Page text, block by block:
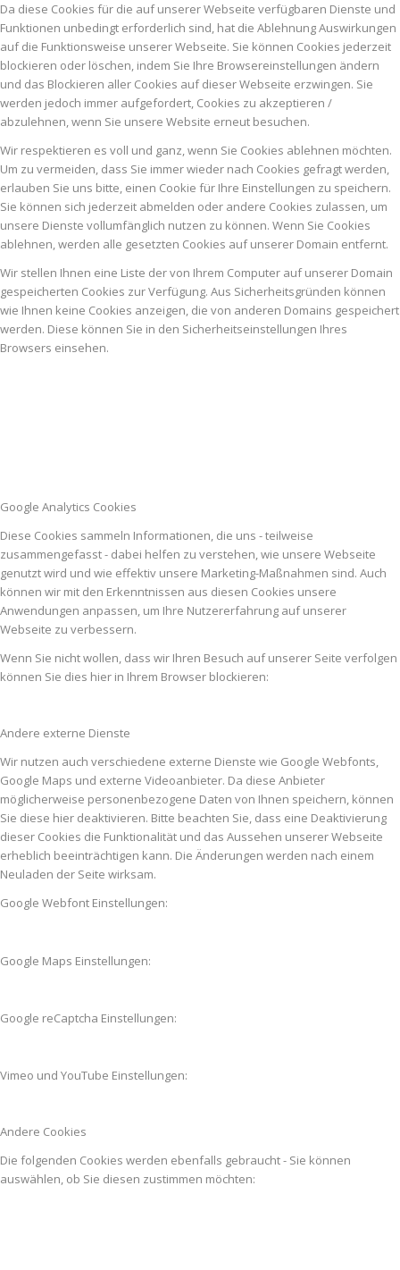
Da diese Cookies für die auf unserer Webseite verfügbaren Dienste und
Funktionen unbedingt erforderlich sind, hat die Ablehnung Auswirkungen
auf die Funktionsweise unserer Webseite. Sie können Cookies jederzeit
blockieren oder löschen, indem Sie Ihre Browsereinstellungen ändern
und das Blockieren aller Cookies auf dieser Webseite erzwingen. Sie
werden jedoch immer aufgefordert, Cookies zu akzeptieren /
abzulehnen, wenn Sie unsere Website erneut besuchen.
Wir respektieren es voll und ganz, wenn Sie Cookies ablehnen möchten.
Um zu vermeiden, dass Sie immer wieder nach Cookies gefragt werden,
erlauben Sie uns bitte, einen Cookie für Ihre Einstellungen zu speichern.
Sie können sich jederzeit abmelden oder andere Cookies zulassen, um
unsere Dienste vollumfänglich nutzen zu können. Wenn Sie Cookies
ablehnen, werden alle gesetzten Cookies auf unserer Domain entfernt.
Wir stellen Ihnen eine Liste der von Ihrem Computer auf unserer Domain
gespeicherten Cookies zur Verfügung. Aus Sicherheitsgründen können
wie Ihnen keine Cookies anzeigen, die von anderen Domains gespeichert
werden. Diese können Sie in den Sicherheitseinstellungen Ihres
Browsers einsehen.
Google Analytics Cookies
Diese Cookies sammeln Informationen, die uns - teilweise
zusammengefasst - dabei helfen zu verstehen, wie unsere Webseite
genutzt wird und wie effektiv unsere Marketing-Maßnahmen sind. Auch
können wir mit den Erkenntnissen aus diesen Cookies unsere
Anwendungen anpassen, um Ihre Nutzererfahrung auf unserer
Webseite zu verbessern.
Wenn Sie nicht wollen, dass wir Ihren Besuch auf unserer Seite verfolgen
können Sie dies hier in Ihrem Browser blockieren:
Andere externe Dienste
Wir nutzen auch verschiedene externe Dienste wie Google Webfonts,
Google Maps und externe Videoanbieter. Da diese Anbieter
möglicherweise personenbezogene Daten von Ihnen speichern, können
Sie diese hier deaktivieren. Bitte beachten Sie, dass eine Deaktivierung
dieser Cookies die Funktionalität und das Aussehen unserer Webseite
erheblich beeinträchtigen kann. Die Änderungen werden nach einem
Neuladen der Seite wirksam.
Google Webfont Einstellungen:
Google Maps Einstellungen:
Google reCaptcha Einstellungen:
Vimeo und YouTube Einstellungen:
Andere Cookies
Die folgenden Cookies werden ebenfalls gebraucht - Sie können
auswählen, ob Sie diesen zustimmen möchten: